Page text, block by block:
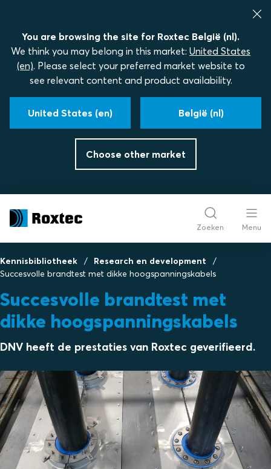
You are browsing the site for Roxtec België (nl).
We think you may belong in this market: United States
(en). Please select your preferred market website to
see relevant content and product availability.
United States (en) België (nl)
Choose other market
Zoeken Menu
Kennisbibliotheek
Research en development
Succesvolle brandtest met dikke hoogspanningskabels
Succesvolle brandtest met
dikke hoogspanningskabels
DNV heeft de prestaties van Roxtec geverifieerd.